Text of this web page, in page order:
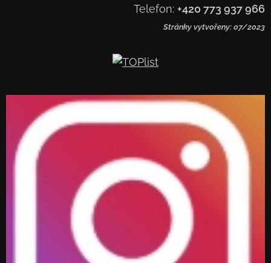
Telefon: +420 773 937 966
Stránky vytvořeny: 07/2023